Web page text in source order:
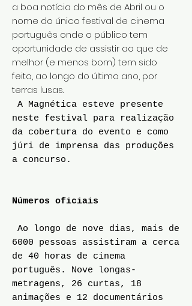
a boa notícia do mês de Abril ou o
nome do único festival de cinema
português onde o público tem
oportunidade de assistir ao que de
melhor (e menos bom) tem sido
feito, ao longo do último ano, por
terras lusas.
A Magnética esteve presente
neste festival para realização
da cobertura do evento e como
júri de imprensa das produções
a concurso.
Números oficiais
Ao longo de nove dias, mais de
6000 pessoas assistiram a cerca
de 40 horas de cinema
português. Nove longas-
metragens, 26 curtas, 18
animações e 12 documentários